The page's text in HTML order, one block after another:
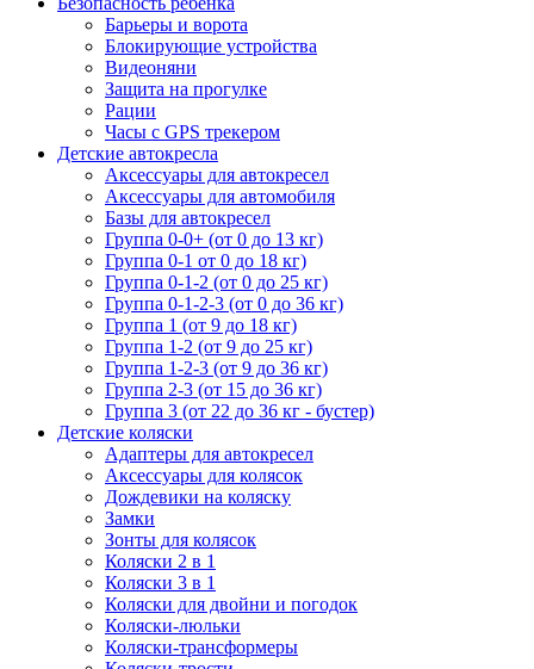
Барьеры и ворота
Блокирующие устройства
Видеоняни
Защита на прогулке
Рации
Часы с GPS трекером
Детские автокресла
Аксессуары для автокресел
Аксессуары для автомобиля
Базы для автокресел
Группа 0-0+ (от 0 до 13 кг)
Группа 0-1 от 0 до 18 кг)
Группа 0-1-2 (от 0 до 25 кг)
Группа 0-1-2-3 (от 0 до 36 кг)
Группа 1 (от 9 до 18 кг)
Группа 1-2 (от 9 до 25 кг)
Группа 1-2-3 (от 9 до 36 кг)
Группа 2-3 (от 15 до 36 кг)
Группа 3 (от 22 до 36 кг - бустер)
Детские коляски
Адаптеры для автокресел
Аксессуары для колясок
Дождевики на коляску
Замки
Зонты для колясок
Коляски 2 в 1
Коляски 3 в 1
Коляски для двойни и погодок
Коляски-люльки
Коляски-трансформеры